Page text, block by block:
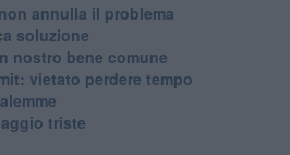
annulla il problema
soluzione
nostro bene comune
vietato perdere tempo
triste